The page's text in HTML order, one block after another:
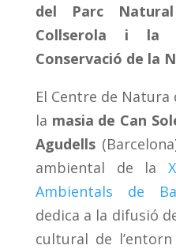
del Parc
Collserola i
Conservació de la
El Centre de Natura
la masia de Can
Agudells
ambiental de la
Ambientals de
dedica a la difusió
cultural de